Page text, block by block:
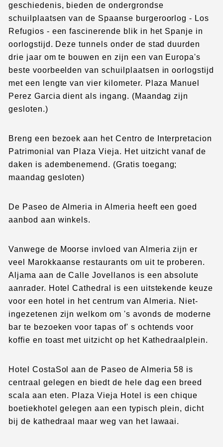
geschiedenis, bieden de ondergrondse
schuilplaatsen van de Spaanse burgeroorlog - Los
Refugios - een fascinerende blik in het Spanje in
oorlogstijd. Deze tunnels onder de stad duurden
drie jaar om te bouwen en zijn een van Europa's
beste voorbeelden van schuilplaatsen in oorlogstijd
met een lengte van vier kilometer. Plaza Manuel
Perez Garcia dient als ingang. (Maandag zijn
gesloten.)
Breng een bezoek aan het Centro de Interpretacion
Patrimonial van Plaza Vieja. Het uitzicht vanaf de
daken is adembenemend. (Gratis toegang;
maandag gesloten)
De Paseo de Almeria in Almeria heeft een goed
aanbod aan winkels.
Vanwege de Moorse invloed van Almeria zijn er
veel Marokkaanse restaurants om uit te proberen.
Aljama aan de Calle Jovellanos is een absolute
aanrader. Hotel Cathedral is een uitstekende keuze
voor een hotel in het centrum van Almeria. Niet-
ingezetenen zijn welkom om 's avonds de moderne
bar te bezoeken voor tapas of' s ochtends voor
koffie en toast met uitzicht op het Kathedraalplein.
Hotel CostaSol aan de Paseo de Almeria 58 is
centraal gelegen en biedt de hele dag een breed
scala aan eten. Plaza Vieja Hotel is een chique
boetiekhotel gelegen aan een typisch plein, dicht
bij de kathedraal maar weg van het lawaai.